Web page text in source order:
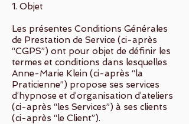
1. Objet
Les présentes Conditions Générales
de Prestation de Service (ci-après
“CGPS”) ont pour objet de définir les
termes et conditions dans lesquelles
Anne-Marie Klein (ci-après “la
Praticienne”) propose ses services
d’hypnose et d’organisation d’ateliers
(ci-après “les Services”) à ses clients
(ci-après “le Client”).